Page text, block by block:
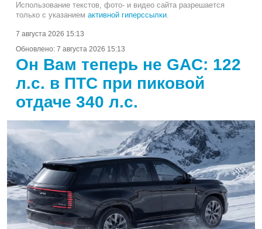
Использование текстов, фото- и видео сайта разрешается
только с указанием активной гиперссылки.
7 августа 2026 15:13
Обновлено: 7 августа 2026 15:13
Он Вам теперь не GAC: 122
л.с. в ПТС при пиковой
отдаче 340 л.с.